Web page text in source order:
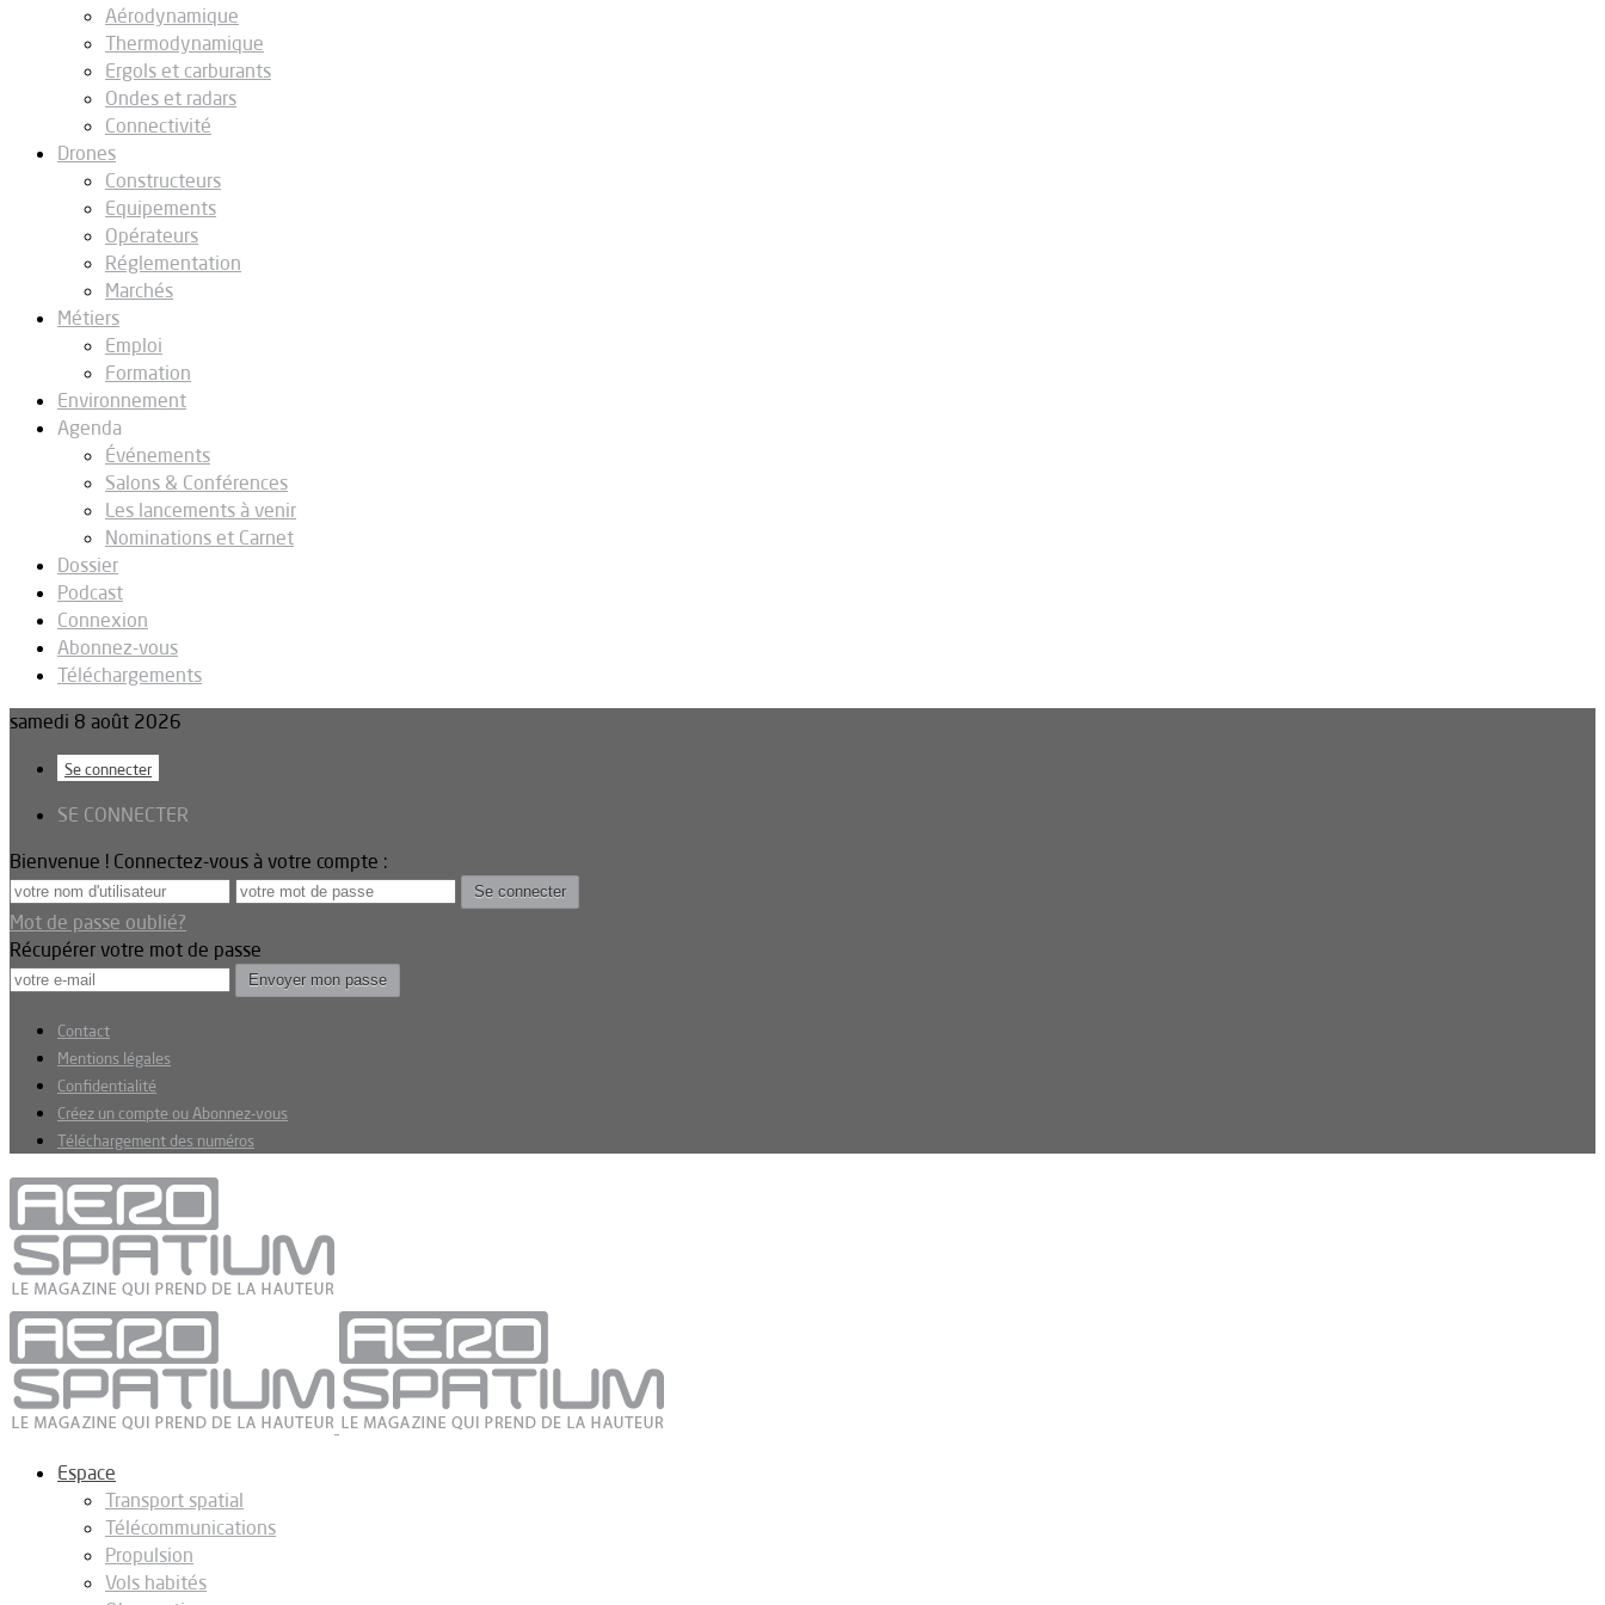
Aérodynamique
Thermodynamique
Ergols et carburants
Ondes et radars
Connectivité
Drones
Constructeurs
Equipements
Opérateurs
Réglementation
Marchés
Métiers
Emploi
Formation
Environnement
Agenda
Événements
Salons & Conférences
Les lancements à venir
Nominations et Carnet
Dossier
Podcast
Connexion
Abonnez-vous
Téléchargements
samedi 8 août 2026
Se connecter
SE CONNECTER
Bienvenue ! Connectez-vous à votre compte :
Mot de passe oublié?
Récupérer votre mot de passe
Contact
Mentions légales
Confidentialité
Créez un compte ou Abonnez-vous
Téléchargement des numéros
Espace
Transport spatial
Télécommunications
Propulsion
Vols habités